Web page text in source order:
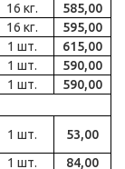
16 кг.
585,00
16 кг.
595,00
1 шт.
615,00
1 шт.
590,00
1 шт. 590,00
1 шт.
53,00
1 шт.
84,00